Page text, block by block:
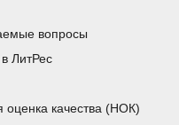
вопросы
ЛитРес
оценка качества (НОК)